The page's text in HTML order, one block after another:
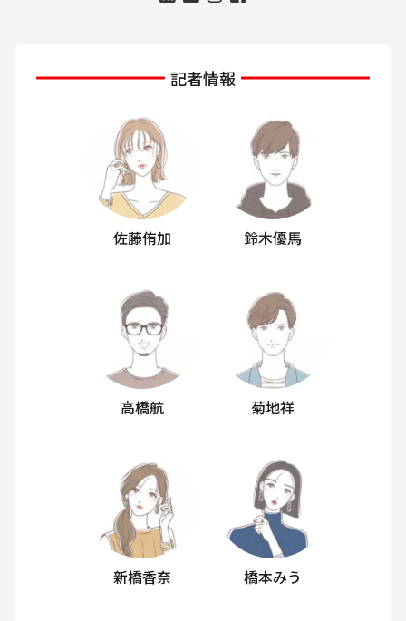
記者情報
佐藤侑加 鈴木優馬
高橋航 菊地祥
新橋香奈 橋本みう